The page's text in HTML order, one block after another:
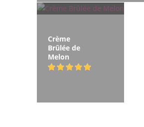
Crème
Brûlée de
Melon